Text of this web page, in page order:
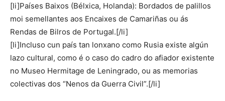
[li]Países Baixos (Bélxica, Holanda): Bordados de palillos
moi semellantes aos Encaixes de Camariñas ou ás
Rendas de Bilros de Portugal.[/li]
[li]Incluso cun país tan lonxano como Rusia existe algún
lazo cultural, como é o caso do cadro do afiador existente
no Museo Hermitage de Leningrado, ou as memorias
colectivas dos “Nenos da Guerra Civil”.[/li]